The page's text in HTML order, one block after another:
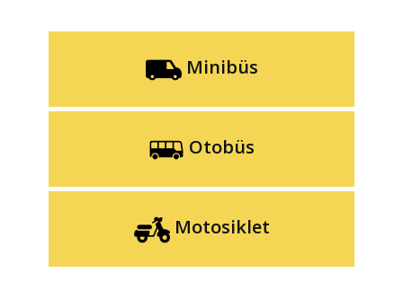
Minibüs
Otobüs
Motosiklet